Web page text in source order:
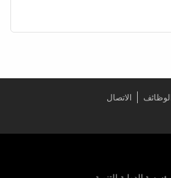
الاتصال